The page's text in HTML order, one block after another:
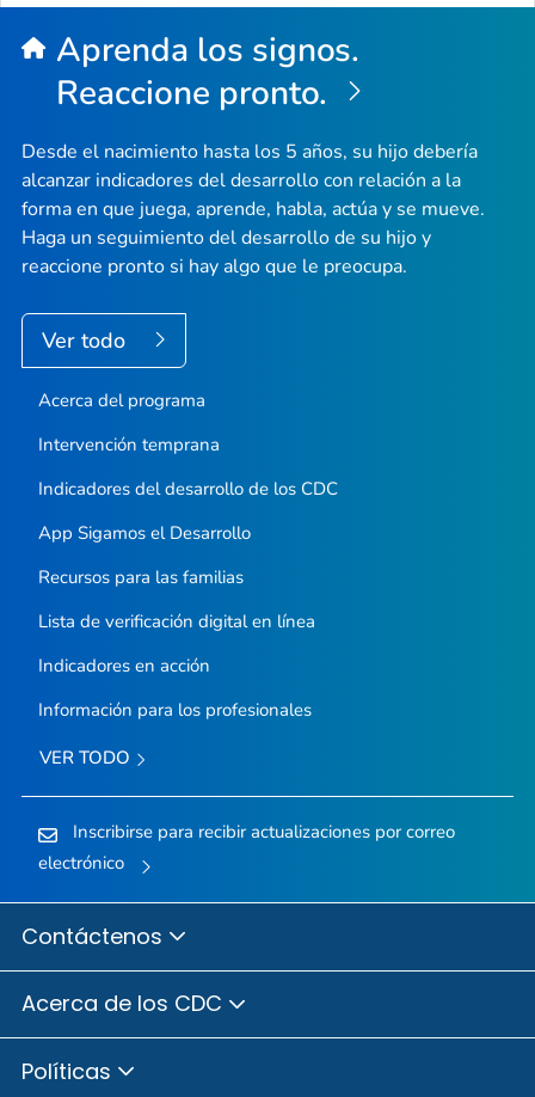
la
Aprenda los signos.
Reaccione pronto.
Desde el nacimiento hasta los 5 años, su hijo debería
alcanzar indicadores del desarrollo con relación a la
forma en que juega, aprende, habla, actúa y se mueve.
Haga un seguimiento del desarrollo de su hijo y
reaccione pronto si hay algo que le preocupa.
Ver todo
Acerca del programa
Intervención temprana
Indicadores del desarrollo de los CDC
App Sigamos el Desarrollo
Recursos para las familias
Lista de verificación digital en línea
Indicadores en acción
Información para los profesionales
VER TODO
Inscribirse para recibir actualizaciones por correo
electrónico
Contáctenos
Acerca de los CDC
Políticas